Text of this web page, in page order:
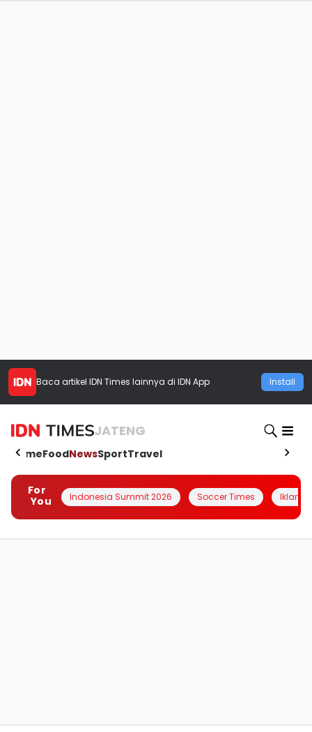
Baca artikel IDN Times lainnya di IDN App Install
JATENG
HomeFoodNewsSportTravel
For
You
Indonesia Summit 2026 Soccer Times Iklanin